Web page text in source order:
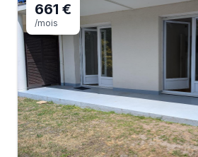
661 €
/mois